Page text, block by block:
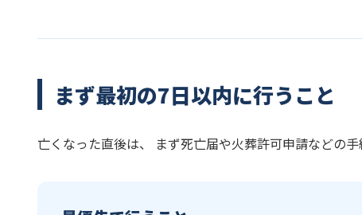
まず最初の7日以内に行うこと
亡くなった直後は、 まず死亡届や火葬許可申請などの手